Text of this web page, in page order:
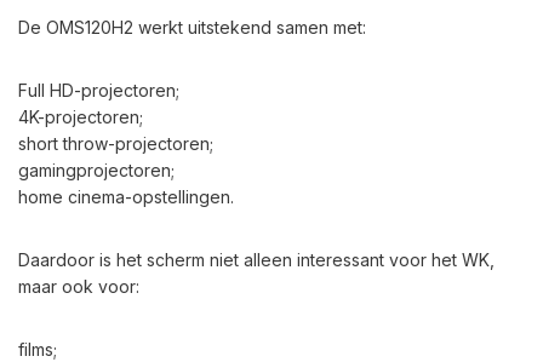
De OMS120H2 werkt uitstekend samen met:
Full HD-projectoren;
4K-projectoren;
short throw-projectoren;
gamingprojectoren;
home cinema-opstellingen.
Daardoor is het scherm niet alleen interessant voor het WK,
maar ook voor:
films;